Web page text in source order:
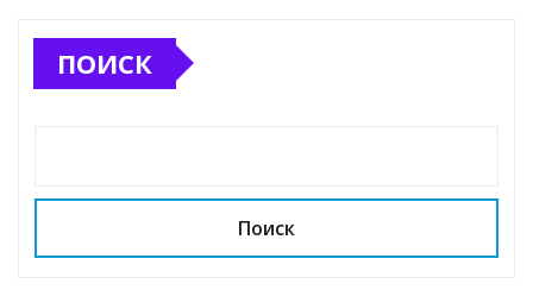
n
o
ss
ki
at
s
p
e
и
ь
ПОИСК
Поиск